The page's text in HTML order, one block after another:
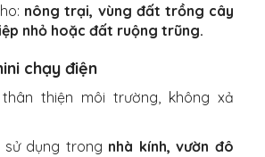
nông trại, vùng đất trồng cây
nhỏ hoặc đất ruộng trũng.
chạy điện
thân thiện môi trường, không xả
sử dụng trong nhà kính, vườn đô